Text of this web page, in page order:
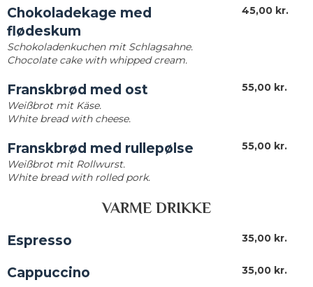
Chokoladekage med
flødeskum
Schokoladenkuchen mit Schlagsahne.
Chocolate cake with whipped cream.
45,00 kr.​
Franskbrød med ost
Weißbrot mit Käse.
White bread with cheese.
55,00 kr.​
Franskbrød med rullepølse
Weißbrot mit Rollwurst.
White bread with rolled pork.
55,00 kr.​
VARME DRIKKE
Espresso 35,00 kr.​
Cappuccino 35,00 kr.​